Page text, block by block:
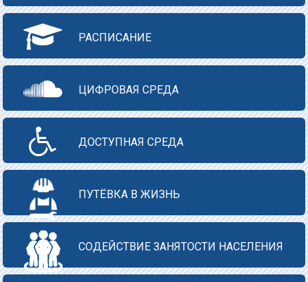
РАСПИСАНИЕ
ЦИФРОВАЯ СРЕДА
ДОСТУПНАЯ СРЕДА
ПУТЁВКА В ЖИЗНЬ
СОДЕЙСТВИЕ ЗАНЯТОСТИ НАСЕЛЕНИЯ